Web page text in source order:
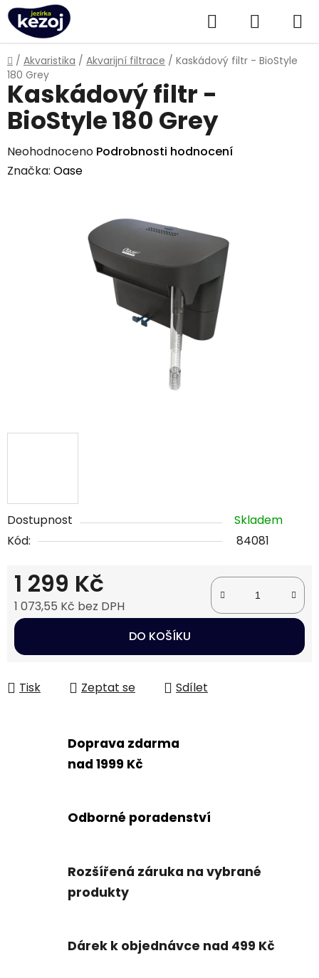
Přejít
na
obsah
Hledat
KOŠÍK
Domů
/ Akvaristika / Akvarijní filtrace / Kaskádový filtr - BioStyle
180 Grey
Dostupnost
Skladem
Kód:
84081
1 299 Kč
1 073,55 Kč bez DPH
Měrná cena:
DO KOŠÍKU
Tisk Zeptat se Sdílet
Kaskádový filtr -
BioStyle 180 Grey
Průměrné
hodnocení
Neohodnoceno Podrobnosti hodnocení
Značka: Oase
Doprava zdarma
nad 1999 Kč
Odborné poradenství
Rozšířená záruka na vybrané
produkty
Dárek k objednávce nad 499 Kč